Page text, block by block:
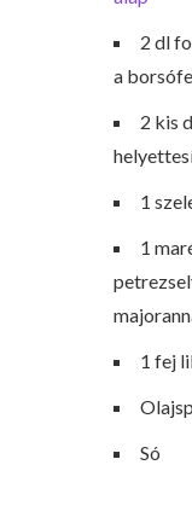
2 dl
a
2 kis
1
1
1 fej
Só